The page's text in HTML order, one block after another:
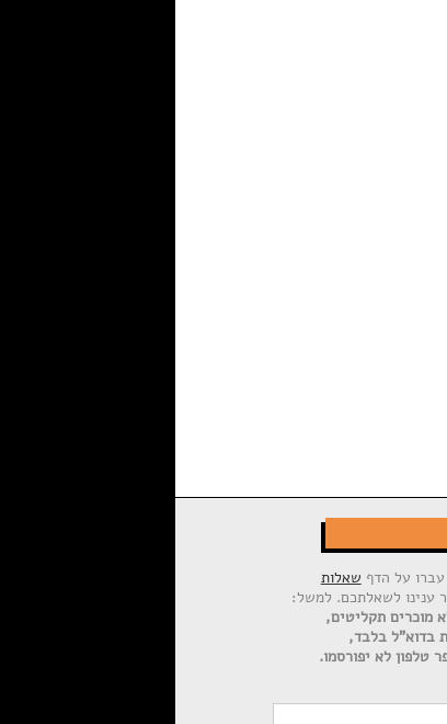
על הדף שאלות
ענינו לשאלתכם. למשל:
מוכרים תקליטים,
בדוא"ל בלבד,
טלפון לא יפורסמו.